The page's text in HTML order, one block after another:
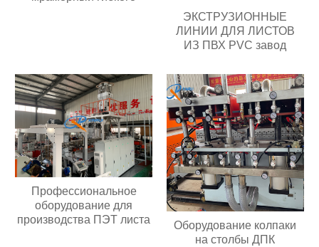
ЭКСТРУЗИОННЫЕ
ЛИНИИ ДЛЯ ЛИСТОВ
ИЗ ПВХ PVC завод
Профессиональное
оборудование для
производства ПЭТ листа
Оборудование колпаки
на столбы ДПК